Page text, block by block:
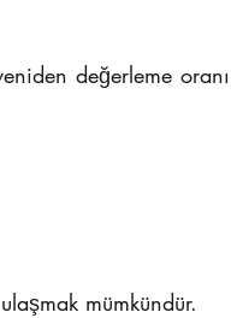
mümkündür.